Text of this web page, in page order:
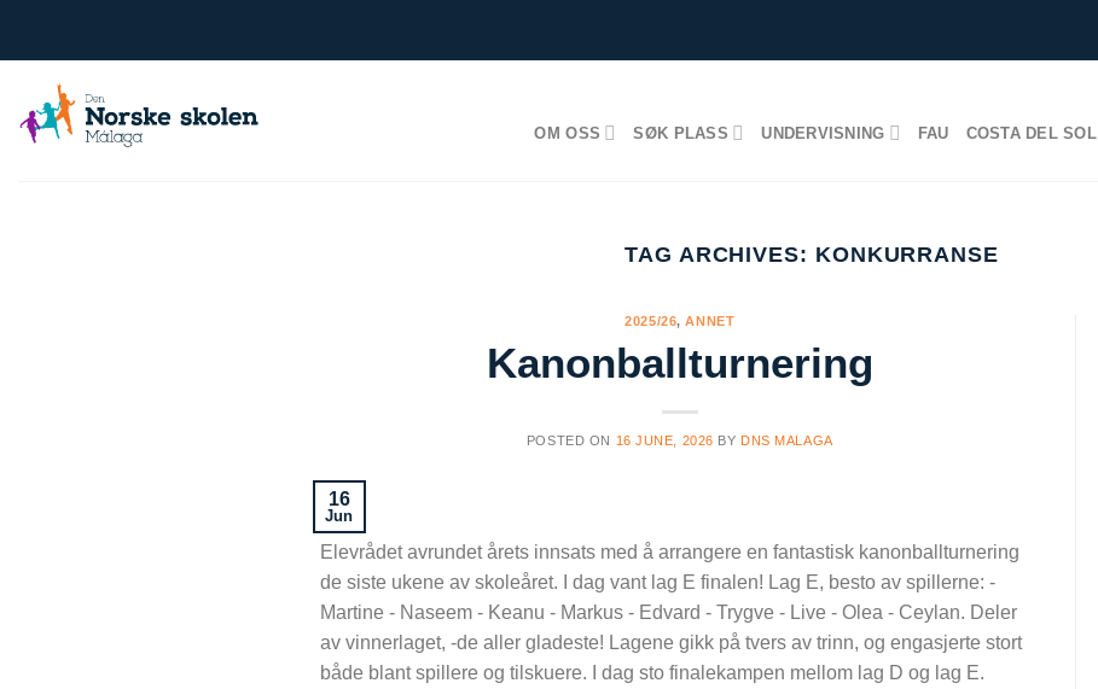
OM OSS SØK PLASS UNDERVISNING FAU COSTA DEL SOL
TAG ARCHIVES: KONKURRANSE
2025/26,ANNET
Kanonballturnering
POSTED ON 16 JUNE, 2026 BY DNS MALAGA
16
Jun
Elevrådet avrundet årets innsats med å arrangere en fantastisk kanonballturnering
de siste ukene av skoleåret. I dag vant lag E finalen! Lag E, besto av spillerne: -
Martine - Naseem - Keanu - Markus - Edvard - Trygve - Live - Olea - Ceylan. Deler
av vinnerlaget, -de aller gladeste! Lagene gikk på tvers av trinn, og engasjerte stort
både blant spillere og tilskuere. I dag sto finalekampen mellom lag D og lag E.